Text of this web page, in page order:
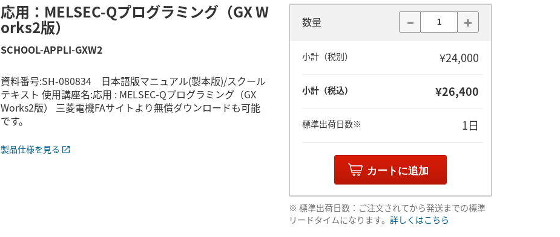
応用：MELSEC-Qプログラミング（GX W
orks2版）
SCHOOL-APPLI-GXW2
資料番号:SH-080834 日本語版マニュアル(製本版)/スクール
テキスト 使用講座名:応用 : MELSEC-Qプログラミング（GX
Works2版） 三菱電機FAサイトより無償ダウンロードも可能
です。
製品仕様を見る
数量
小計（税別） ¥24,000
小計（税込） ¥26,400
標準出荷日数※ 1日
カートに追加
※ 標準出荷日数：ご注文されてから発送までの標準
リードタイムになります。 詳しくはこちら